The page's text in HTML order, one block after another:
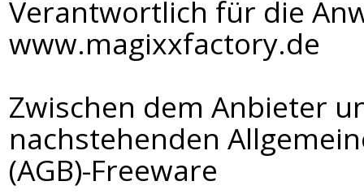
Verantwortlich für die
www.magixxfactory.de
Zwischen dem Anbieter
nachstehenden
(AGB)-Freeware